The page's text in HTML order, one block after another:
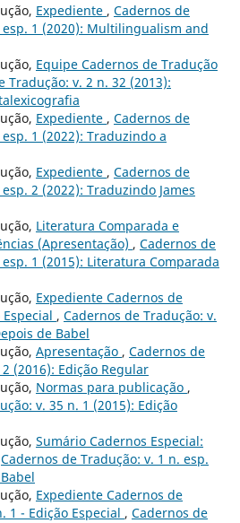
Expediente , Cadernos de
esp. 1 (2020): Multilingualism and
Equipe Cadernos de Tradução
Tradução: v. 2 n. 32 (2013):
Expediente , Cadernos de
1 (2022): Traduzindo a
Expediente , Cadernos de
2 (2022): Traduzindo James
Literatura Comparada e
(Apresentação) , Cadernos de
1 (2015): Literatura Comparada
Expediente Cadernos de
, Cadernos de Tradução: v.
de Babel
Apresentação , Cadernos de
(2016): Edição Regular
Normas para publicação ,
v. 35 n. 1 (2015): Edição
Sumário Cadernos Especial:
Cadernos de Tradução: v. 1 n. esp.
Expediente Cadernos de
1 - Edição Especial , Cadernos de